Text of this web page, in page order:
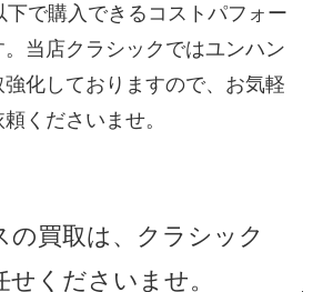
下で購入できるコストパフォー
当店クラシックではユンハン
化しておりますので、お気軽
くださいませ。
の買取は、クラシック
せくださいませ。